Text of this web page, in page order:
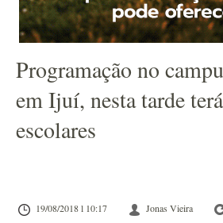
Programação no
em Ijuí, nesta tarde
escolares
19/08/2018 l 10:17 Jonas Vieira